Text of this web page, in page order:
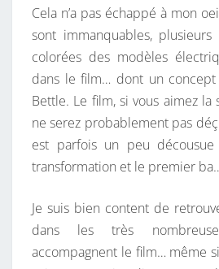
E
N
V
O
L
K
S
W
G
E
N
Cela n’a pas échappé à mon
sont immanquables, plusieurs
colorées des modèles
dans le film… dont un
Bettle. Le film, si vous aimez la
ne serez probablement pas
est parfois un peu
transformation et le premier
Je suis bien content de
dans les très
accompagnent le film… même